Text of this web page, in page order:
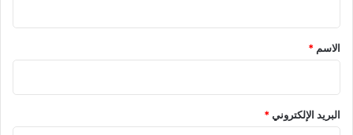
*
الاسم *
البريد الإلكتروني*